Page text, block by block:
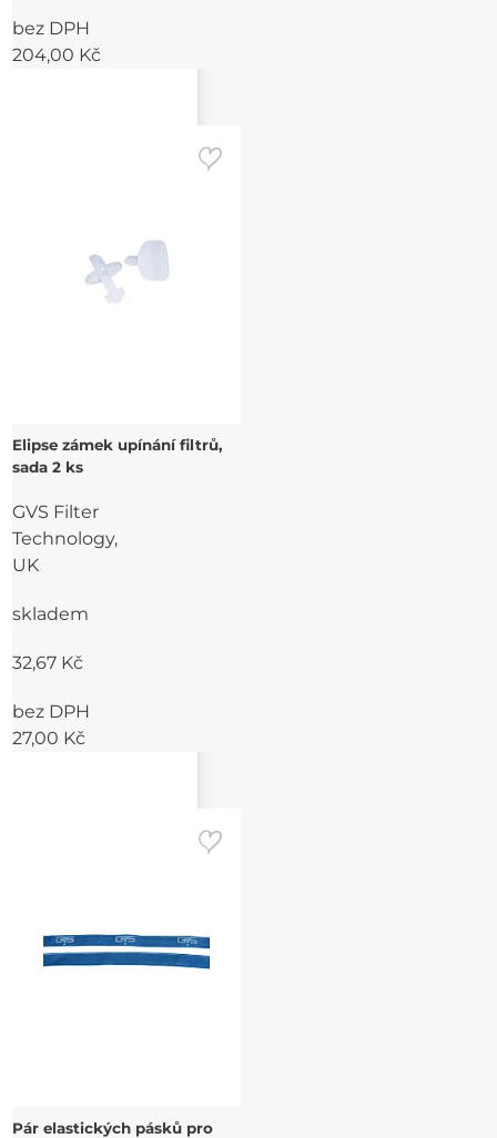
bez DPH
204,00 Kč
Elipse zámek upínání filtrů,
sada 2 ks
GVS Filter
Technology,
UK
skladem
32,67 Kč
bez DPH
27,00 Kč
Pár elastických pásků pro